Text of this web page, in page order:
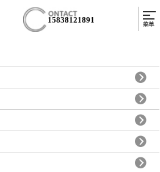
15838121891